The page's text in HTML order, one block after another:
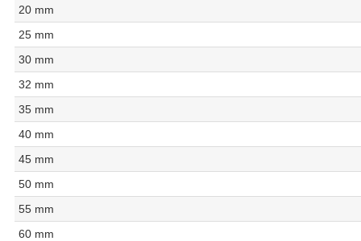
20 mm
25 mm
30 mm
32 mm
35 mm
40 mm
45 mm
50 mm
55 mm
60 mm